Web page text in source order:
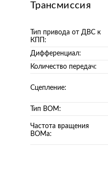
Трансмиссия
Тип привода от ДВС к
КПП:
Дифференциал:
Количество передач:
Сцепление:
Тип ВОМ:
Частота вращения
ВОМа: